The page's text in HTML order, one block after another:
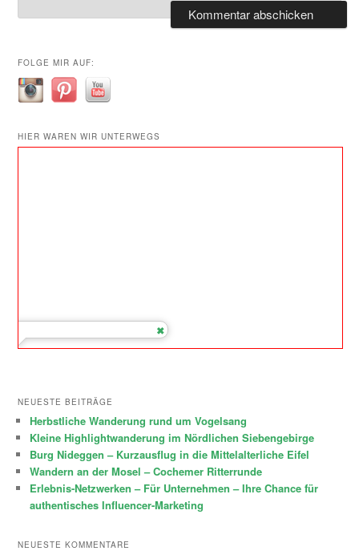
FOLGE MIR AUF:
HIER WAREN WIR UNTERWEGS
NEUESTE BEITRÄGE
Herbstliche Wanderung rund um Vogelsang
Kleine Highlightwanderung im Nördlichen Siebengebirge
Burg Nideggen – Kurzausflug in die Mittelalterliche Eifel
Wandern an der Mosel – Cochemer Ritterrunde
Erlebnis-Netzwerken – Für Unternehmen – Ihre Chance für
authentisches Influencer-Marketing
NEUESTE KOMMENTARE